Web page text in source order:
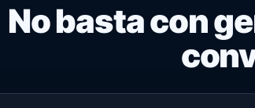
No basta con